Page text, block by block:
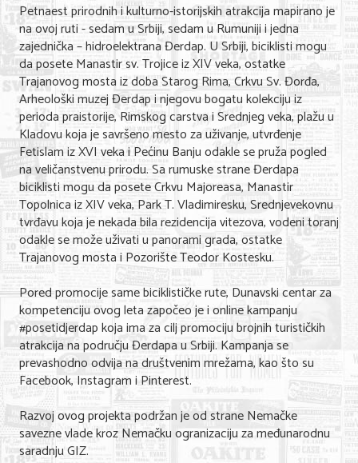
Hobi i razonoda
UPIS FIRMI
MARKETING
KONTAKT
O NAMA
Petnaest prirodnih i kulturno-istorijskih atrakcija mapirano je
na ovoj ruti - sedam u Srbiji, sedam u Rumuniji i jedna
zajednička – hidroelektrana Đerdap. U Srbiji, biciklisti mogu
da posete Manastir sv. Trojice iz XIV veka, ostatke
Trajanovog mosta iz doba Starog Rima, Crkvu Sv. Đorđa,
Arheološki muzej Đerdap i njegovu bogatu kolekciju iz
perioda praistorije, Rimskog carstva i Srednjeg veka, plažu u
Kladovu koja je savršeno mesto za uživanje, utvrđenje
Fetislam iz XVI veka i Pećinu Banju odakle se pruža pogled
na veličanstvenu prirodu. Sa rumuske strane Đerdapa
biciklisti mogu da posete Crkvu Majoreasa, Manastir
Topolnica iz XIV veka, Park T. Vladimiresku, Srednjevekovnu
tvrđavu koja je nekada bila rezidencija vitezova, vodeni toranj
odakle se može uživati u panorami grada, ostatke
Trajanovog mosta i Pozorište Teodor Kostesku.
Pored promocije same biciklističke rute, Dunavski centar za
kompetenciju ovog leta započeo je i online kampanju
#posetidjerdap koja ima za cilj promociju brojnih turističkih
atrakcija na području Đerdapa u Srbiji. Kampanja se
prevashodno odvija na društvenim mrežama, kao što su
Facebook, Instagram i Pinterest.
Razvoj ovog projekta podržan je od strane Nemačke
savezne vlade kroz Nemačku ogranizaciju za međunarodnu
saradnju GIZ.